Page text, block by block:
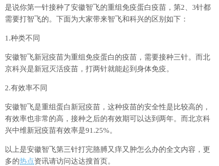
是说你第一针接种了安徽智飞的重组免疫蛋白疫苗，第2、3针都
需要打智飞的。下面为大家带来智飞和科兴的区别如下：
1.种类不同
安徽智飞新冠疫苗为重组免疫蛋白的疫苗，需要接种三针。而北
京科兴是新冠灭活疫苗，打两针就能起到身体免疫。
2.有效率不同
安徽智飞是重组蛋白新冠疫苗，这种疫苗的安全性是比较高的，
有效率也非常的高，接种之后的有效期可以达到两年。而北京科
兴中维新冠疫苗有效率是91.25%。
以上是安徽智飞第三针打完胳膊又痒又肿怎么办的全文内容，更
多的热点资讯请访问达达搜首页。